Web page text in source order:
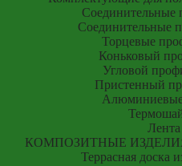
Соединительные
Соединительные
Торцевые
Коньковый
Угловой
Пристенный
Лента
КОМПОЗИТНЫЕ
Террасная доска